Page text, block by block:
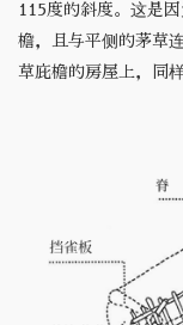
115度的斜度。这是
檐，且与平侧的茅草
草庇檐的房屋上，同